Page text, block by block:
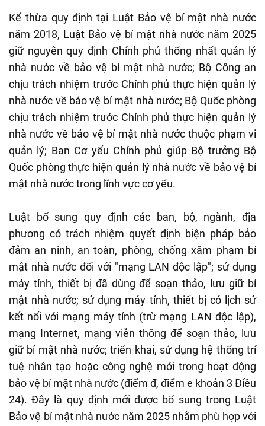
Kế thừa quy định tại Luật Bảo vệ bí mật nhà nước
năm 2018, Luật Bảo vệ bí mật nhà nước năm 2025
giữ nguyên quy định Chính phủ thống nhất quản lý
nhà nước về bảo vệ bí mật nhà nước; Bộ Công an
chịu trách nhiệm trước Chính phủ thực hiện quản lý
nhà nước về bảo vệ bí mật nhà nước; Bộ Quốc phòng
chịu trách nhiệm trước Chính phủ thực hiện quản lý
nhà nước về bảo vệ bí mật nhà nước thuộc phạm vi
quản lý; Ban Cơ yếu Chính phủ giúp Bộ trưởng Bộ
Quốc phòng thực hiện quản lý nhà nước về bảo vệ bí
mật nhà nước trong lĩnh vực cơ yếu.
Luật bổ sung quy định các ban, bộ, ngành, địa
phương có trách nhiệm quyết định biện pháp bảo
đảm an ninh, an toàn, phòng, chống xâm phạm bí
mật nhà nước đối với "mạng LAN độc lập"; sử dụng
máy tính, thiết bị đã dùng để soạn thảo, lưu giữ bí
mật nhà nước; sử dụng máy tính, thiết bị có lịch sử
kết nối với mạng máy tính (trừ mạng LAN độc lập),
mạng Internet, mạng viễn thông để soạn thảo, lưu
giữ bí mật nhà nước; triển khai, sử dụng hệ thống trí
tuệ nhân tạo hoặc công nghệ mới trong hoạt động
bảo vệ bí mật nhà nước (điểm đ, điểm e khoản 3 Điều
24). Đây là quy định mới được bổ sung trong Luật
Bảo vệ bí mật nhà nước năm 2025 nhằm phù hợp với